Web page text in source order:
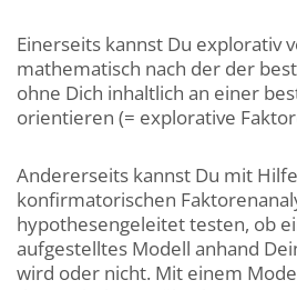
Einerseits kannst Du explorativ
mathematisch nach der der
ohne Dich inhaltlich an einer
orientieren (= explorative
Andererseits kannst Du mit
konfirmatorischen
hypothesengeleitet testen, ob
aufgestelltes Modell anhand
wird oder nicht. Mit einem